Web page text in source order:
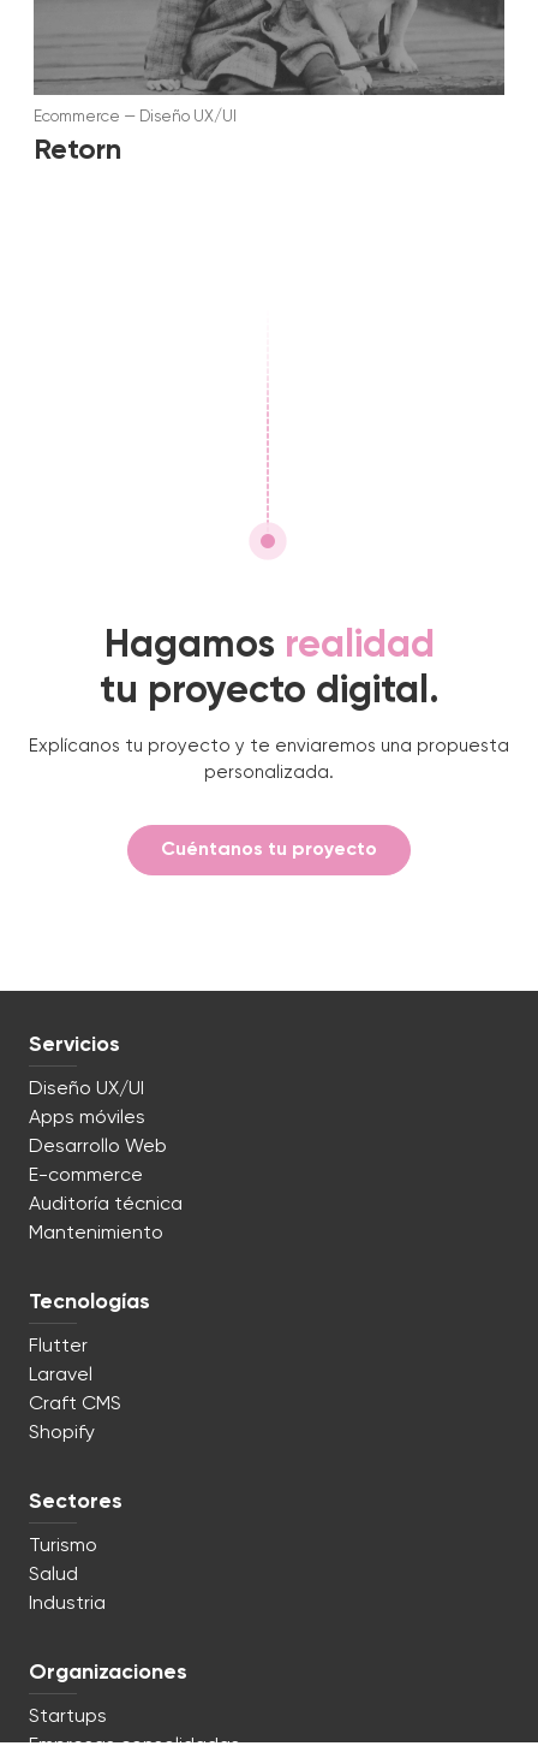
Ecommerce — Diseño UX/UI
Retorn
Hagamos realidad
tu proyecto digital.
Explícanos tu proyecto y te enviaremos una propuesta
personalizada.
Cuéntanos tu proyecto
Servicios
Diseño UX/UI
Apps móviles
Desarrollo Web
E-commerce
Auditoría técnica
Mantenimiento
Tecnologías
Flutter
Laravel
Craft CMS
Shopify
Sectores
Turismo
Salud
Industria
Organizaciones
Startups